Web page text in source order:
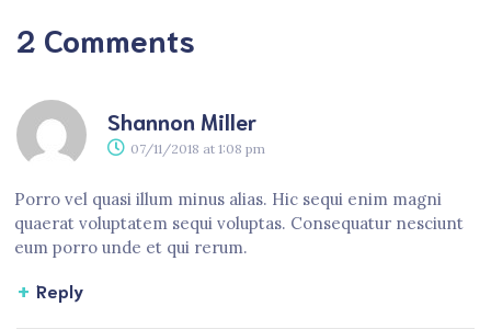
2 Comments
Shannon Miller
07/11/2018 at 1:08 pm
Porro vel quasi illum minus alias. Hic sequi enim magni
quaerat voluptatem sequi voluptas. Consequatur nesciunt
eum porro unde et qui rerum.
Reply